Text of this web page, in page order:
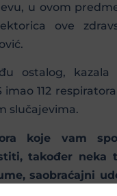
u ovom
ove
ostalog,
imao 112
slučajevima.
koje vam
također neka
saobraćajni